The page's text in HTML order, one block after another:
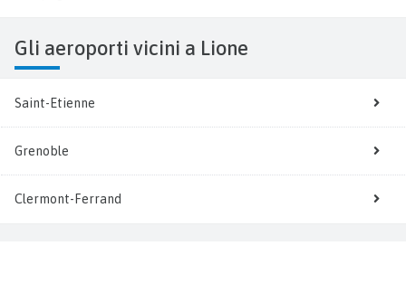
Gli aeroporti vicini a Lione
Saint-Etienne
Grenoble
Clermont-Ferrand